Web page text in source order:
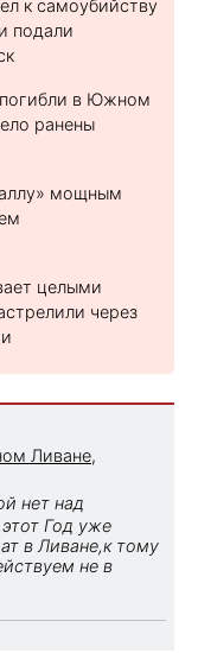
к самоубийству
подали
в Южном
ранены
мощным
целыми
через
Ливане,
нет над
Год уже
в Ливане,к тому
не в